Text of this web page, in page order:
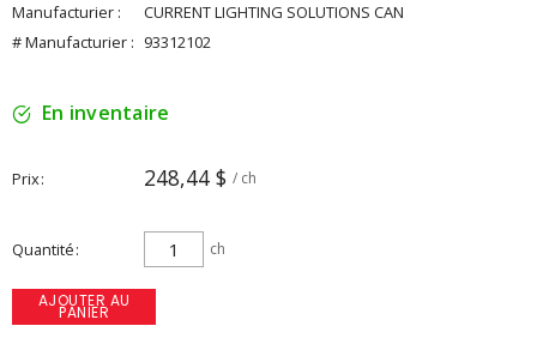
Manufacturier :
CURRENT LIGHTING SOLUTIONS CAN
# Manufacturier : 93312102
En inventaire
Prix 248,44 $ / ch
Quantité ch
AJOUTER AU
PANIER